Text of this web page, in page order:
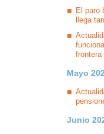
El paro
llega
frontera
Mayo
Junio